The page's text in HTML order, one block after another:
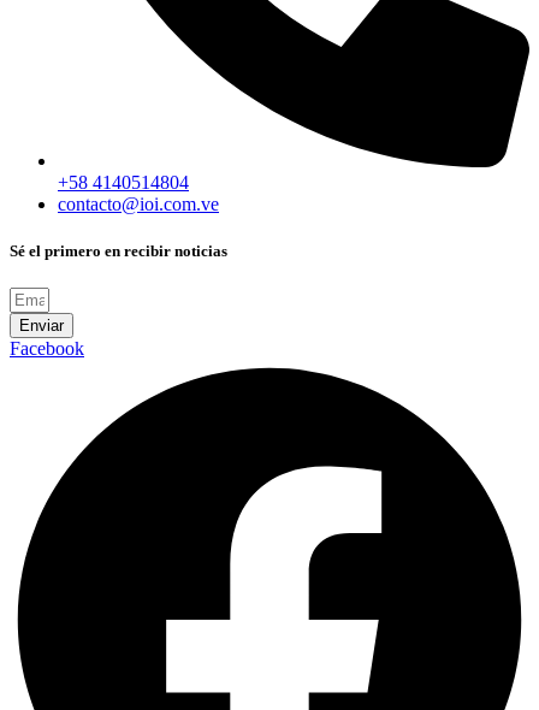
+58 4140514804
contacto@ioi.com.ve
Sé el primero en recibir noticias
Enviar
Facebook